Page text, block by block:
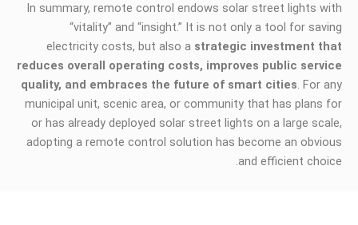
In summary, remote control endows solar street lights with
“vitality” and “insight.” It is not only a tool for saving
electricity costs, but also a strategic investment that
reduces overall operating costs, improves public service
quality, and embraces the future of smart cities. For any
municipal unit, scenic area, or community that has plans for
or has already deployed solar street lights on a large scale,
adopting a remote control solution has become an obvious
and efficient choice.